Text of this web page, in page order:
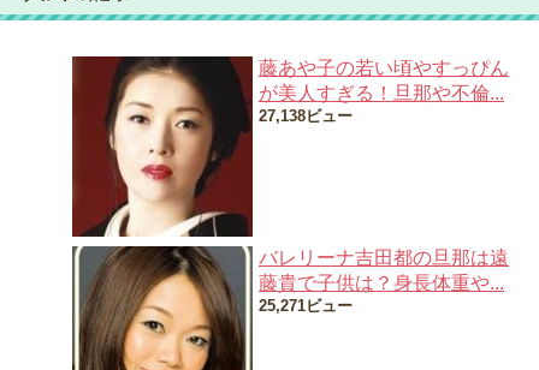
藤あや子の若い頃やすっぴん
が美人すぎる！旦那や不倫...
27,138ビュー
バレリーナ吉田都の旦那は遠
藤貴で子供は？身長体重や...
25,271ビュー